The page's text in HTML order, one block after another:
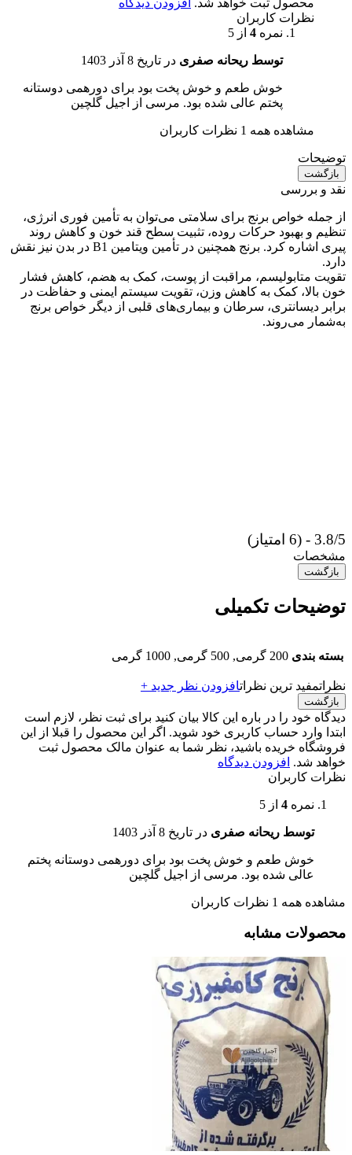
محصول ثبت خواهد شد. افزودن دیدگاه
نظرات کاربران
نمره 4 از 5
توسط ریحانه صفری در تاریخ 8 آذر 1403
خوش طعم و خوش پخت بود برای دورهمی دوستانه
پختم عالی شده بود. مرسی از اجیل گلچین
مشاهده همه 1 نظرات کاربران
توضیحات
بازگشت
نقد و بررسی
از جمله خواص برنج برای سلامتی می‌توان به تأمین فوری انرژی،
تنظیم و بهبود حرکات روده، تثبیت سطح قند خون و کاهش روند
پیری اشاره کرد. برنج همچنین در تأمین ویتامین B1 در بدن نیز نقش
دارد.
تقویت متابولیسم، مراقبت از پوست، کمک به هضم، کاهش فشار
خون بالا، کمک به کاهش وزن، تقویت سیستم ایمنی و حفاظت در
برابر دیسانتری، سرطان و بیماری‌های قلبی از دیگر خواص برنج
به‌شمار می‌روند.
3.8/5 - (6 امتیاز)
مشخصات
بازگشت
توضیحات تکمیلی
بسته بندی 200 گرمی, 500 گرمی, 1000 گرمی
نظراتمفید ترین نظراتافزودن نظر جدید +
بازگشت
دیدگاه خود را در باره این کالا بیان کنید برای ثبت نظر، لازم است
ابتدا وارد حساب کاربری خود شوید. اگر این محصول را قبلا از این
فروشگاه خریده باشید، نظر شما به عنوان مالک محصول ثبت
خواهد شد. افزودن دیدگاه
نظرات کاربران
نمره 4 از 5
توسط ریحانه صفری در تاریخ 8 آذر 1403
خوش طعم و خوش پخت بود برای دورهمی دوستانه پختم
عالی شده بود. مرسی از اجیل گلچین
مشاهده همه 1 نظرات کاربران
محصولات مشابه